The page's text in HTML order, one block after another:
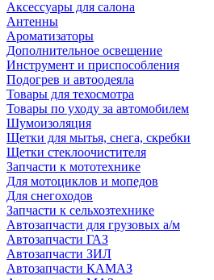
Аксессуары для салона
Антенны
Ароматизаторы
Дополнительное освещение
Инструмент и приспособления
Подогрев и автоодеяла
Товары для техосмотра
Товары по уходу за автомобилем
Шумоизоляция
Щетки для мытья, снега, скребки
Щетки стеклоочистителя
Запчасти к мототехнике
Для мотоциклов и мопедов
Для снегоходов
Запчасти к сельхозтехнике
Автозапчасти для грузовых а/м
Автозапчасти ГАЗ
Автозапчасти ЗИЛ
Автозапчасти КАМАЗ